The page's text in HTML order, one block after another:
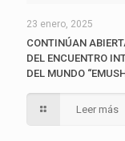
23 enero, 2025
CONTINÚAN
DEL ENCUENTRO
DEL MUNDO
Leer más